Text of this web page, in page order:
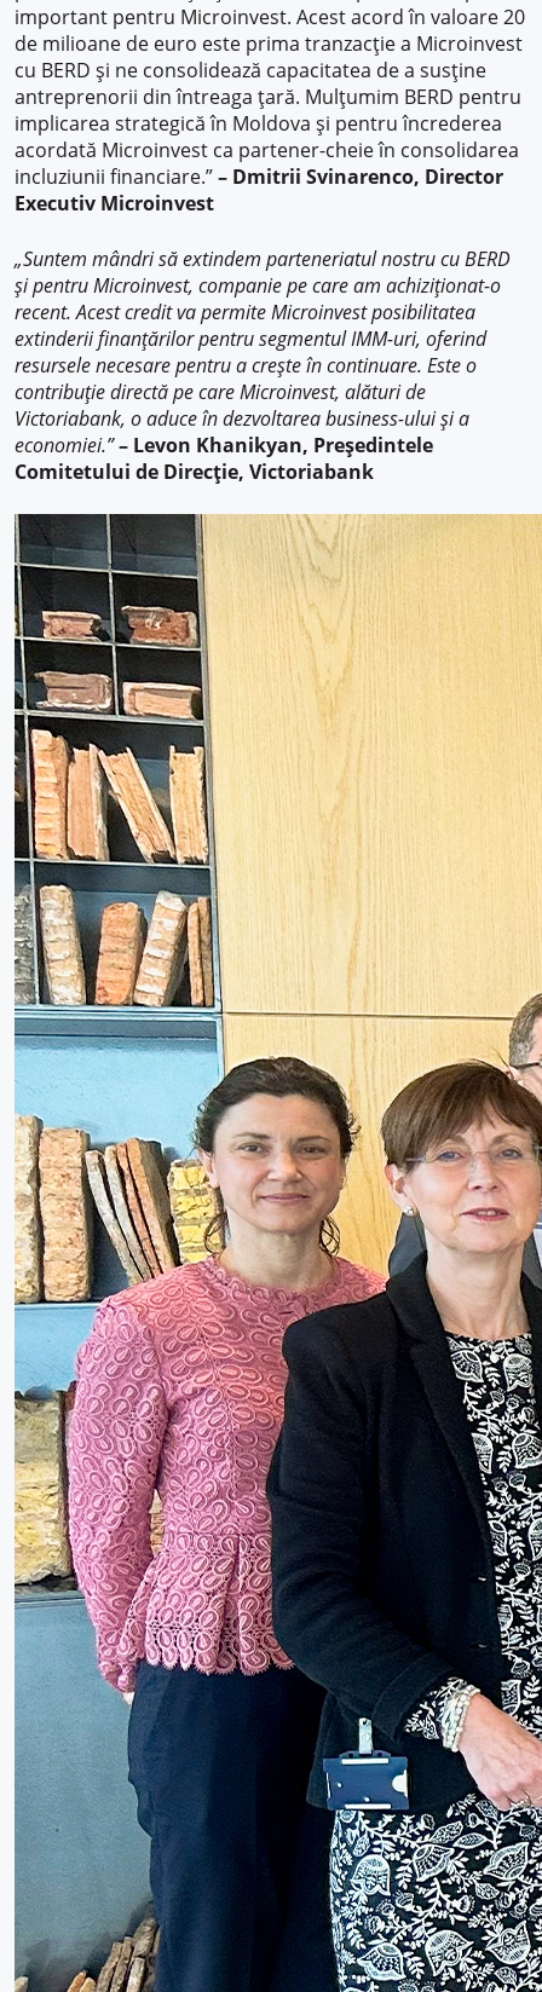
important pentru Microinvest. Acest acord în valoare 20
de milioane de euro este prima tranzacție a Microinvest
cu BERD și ne consolidează capacitatea de a susține
antreprenorii din întreaga țară. Mulțumim BERD pentru
implicarea strategică în Moldova și pentru încrederea
acordată Microinvest ca partener-cheie în consolidarea
incluziunii financiare.”– Dmitrii Svinarenco, Director
Executiv Microinvest
„Suntem mândri să extindem parteneriatul nostru cu BERD
și pentru Microinvest, companie pe care am achiziționat-o
recent. Acest credit va permite Microinvest posibilitatea
extinderii finanțărilor pentru segmentul IMM-uri, oferind
resursele necesare pentru a crește în continuare. Este o
contribuție directă pe care Microinvest, alături de
Victoriabank, o aduce în dezvoltarea business-ului și a
economiei.”– Levon Khanikyan, Președintele
Comitetului de Direcție, Victoriabank